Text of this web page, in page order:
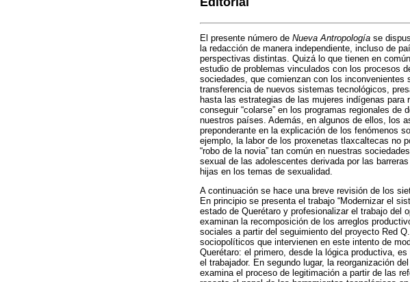
El presente número de Nueva Antropología se
la redacción de manera independiente, incluso de
perspectivas distintas. Quizá lo que tienen en
estudio de problemas vinculados con los procesos
sociedades, que comienzan con los inconvenientes
transferencia de nuevos sistemas tecnológicos,
hasta las estrategias de las mujeres indígenas
conseguir “colarse” en los programas regionales de
nuestros países. Además, en algunos de ellos, los
preponderante en la explicación de los fenómenos
ejemplo, la labor de los proxenetas tlaxcaltecas no
“robo de la novia” tan común en nuestras
sexual de las adolescentes derivada por las
hijas en los temas de sexualidad.
A continuación se hace una breve revisión de los
En principio se presenta el trabajo “Modernizar el
estado de Querétaro y profesionalizar el trabajo del
examinan la recomposición de los arreglos
sociales a partir del seguimiento del proyecto Red
sociopolíticos que intervienen en este intento de
Querétaro: el primero, desde la lógica productiva,
el trabajador. En segundo lugar, la reorganización
examina el proceso de legitimación a partir de las